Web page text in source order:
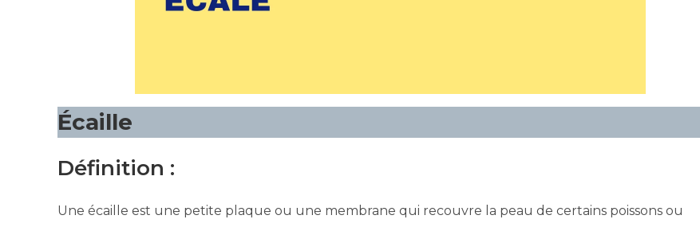
Écaille
Définition :
Une écaille est une petite plaque ou une membrane qui recouvre la peau de certains poissons ou